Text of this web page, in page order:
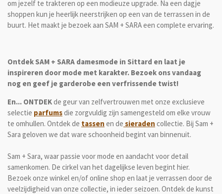
om jezelf te trakteren op een modieuze upgrade. Na een dagje
shoppen kun je heerlijk neerstrijken op een van de terrassen in de
buurt. Het maakt je bezoek aan SAM + SARA een complete ervaring.
Ontdek SAM + SARA damesmode in Sittard en laat je
inspireren door mode met karakter. Bezoek ons vandaag
nog en geef je garderobe een verfrissende twist!
En... ONTDEKde geur van zelfvertrouwen met onze exclusieve
selectie parfumsdie zorgvuldig zijn samengesteld om elke vrouw
te omhullen. Ontdek de tassen en de sieraden collectie. Bij Sam +
Sara geloven we dat ware schoonheid begint van binnenuit.
Sam + Sara, waar passie voor mode en aandacht voor detail
samenkomen. De cirkel van het dagelijkse leven begint hier.
Bezoek onze winkel en/of online shop en laat je verrassen door de
veelzijdigheid van onze collectie, in ieder seizoen. Ontdek de kunst